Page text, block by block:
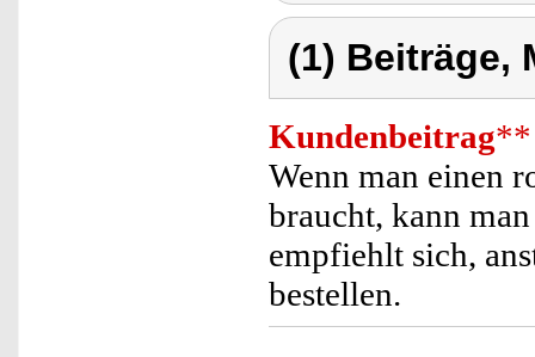
(1) Beiträge,
Kundenbeitrag**
Wenn man einen
braucht, kann
empfiehlt sich,
bestellen.